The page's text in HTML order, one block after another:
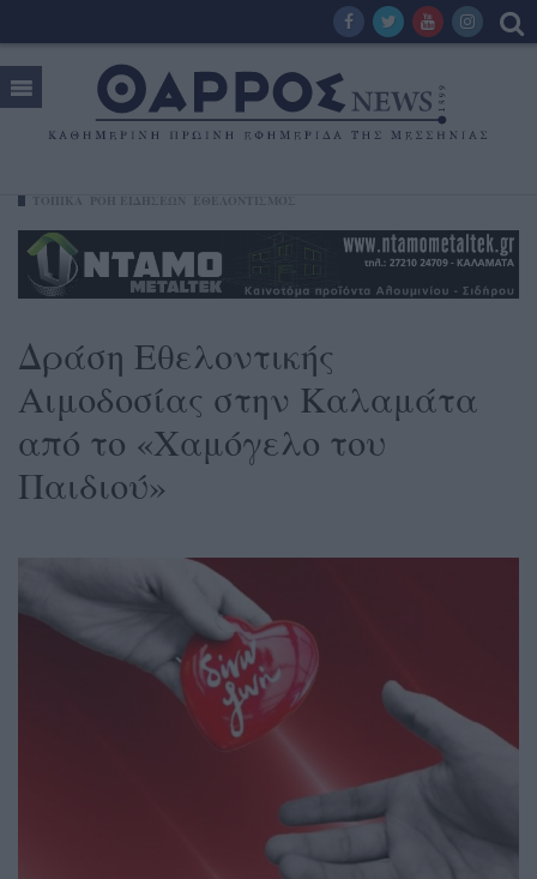
Δράση Εθελοντικής
Αιμοδοσίας στην Καλαμάτα
από το «Χαμόγελο του
Παιδιού»